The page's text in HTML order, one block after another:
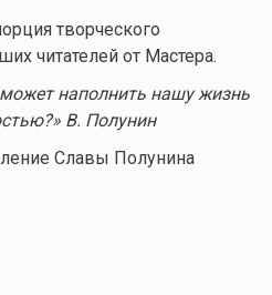
творческого
читателей от Мастера.
может наполнить нашу жизнь
В. Полунин
Славы Полунина